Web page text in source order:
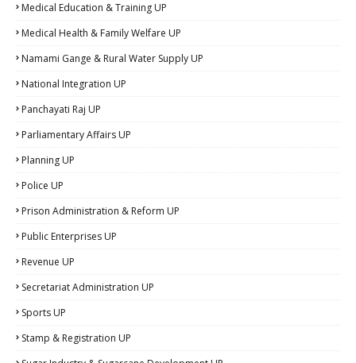
Medical Education & Training UP
Medical Health & Family Welfare UP
Namami Gange & Rural Water Supply UP
National Integration UP
Panchayati Raj UP
Parliamentary Affairs UP
Planning UP
Police UP
Prison Administration & Reform UP
Public Enterprises UP
Revenue UP
Secretariat Administration UP
Sports UP
Stamp & Registration UP